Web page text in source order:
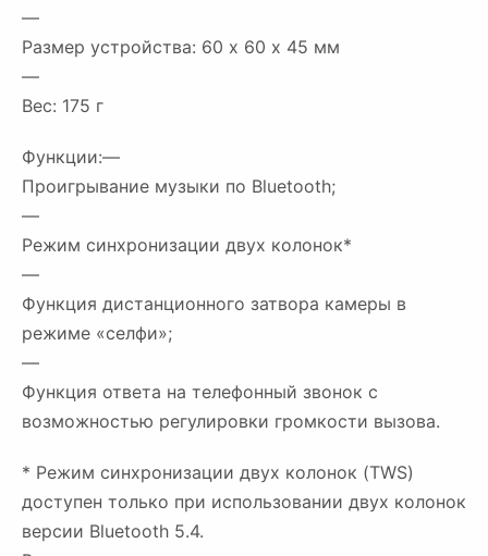
—
Размер устройства: 60 х 60 х 45 мм
—
Вес: 175 г
Функции:—
Проигрывание музыки по Bluetooth;
—
Режим синхронизации двух колонок*
—
Функция дистанционного затвора камеры в
режиме «селфи»;
—
Функция ответа на телефонный звонок с
возможностью регулировки громкости вызова.
* Режим синхронизации двух колонок (TWS)
доступен только при использовании двух колонок
версии Bluetooth 5.4.